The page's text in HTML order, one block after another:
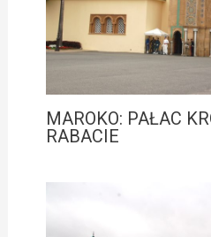
MAROKO: PAŁAC
RABACIE